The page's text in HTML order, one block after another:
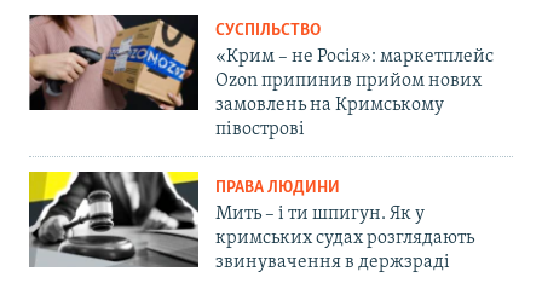
СУСПІЛЬСТВО
«Крим – не Росія»: маркетплейс
Ozon припинив прийом нових
замовлень на Кримському
півострові
ПРАВА ЛЮДИНИ
Мить – і ти шпигун. Як у
кримських судах розглядають
звинувачення в держзраді